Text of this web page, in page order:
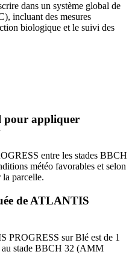
dans un système global de
incluant des mesures
biologique et le suivi des
pour appliquer
entre les stades BBCH
météo favorables et selon
la parcelle.
de ATLANTIS
PROGRESS sur Blé est de 1
au stade BBCH 32 (AMM